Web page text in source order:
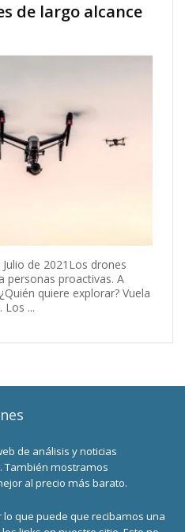
de largo alcance
de 2021Los drones
personas proactivas. A
quiere explorar? Vuela
Los ...
de análisis y noticias
También mostramos
al precio más barato.
que puede que recibamos una